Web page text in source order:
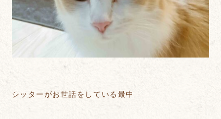
シッターがお世話をしている最中